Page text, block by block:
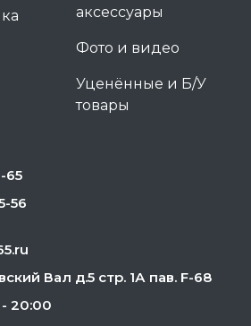
аксессуары
Фото и видео
Уценённые и Б/У
товары
65
56
Вал д.5 стр. 1А пав. F-68
20:00